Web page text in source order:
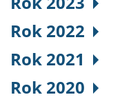
Rok 2022
Rok 2021
Rok 2020